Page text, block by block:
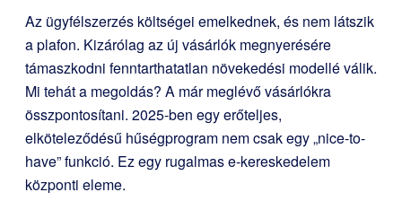
Az ügyfélszerzés költségei emelkednek, és nem látszik
a plafon. Kizárólag az új vásárlók megnyerésére
támaszkodni fenntarthatatlan növekedési modellé válik.
Mi tehát a megoldás? A már meglévő vásárlókra
összpontosítani. 2025-ben egy erőteljes,
elköteleződésű hűségprogram nem csak egy „nice-to-
have” funkció. Ez egy rugalmas e-kereskedelem
központi eleme.